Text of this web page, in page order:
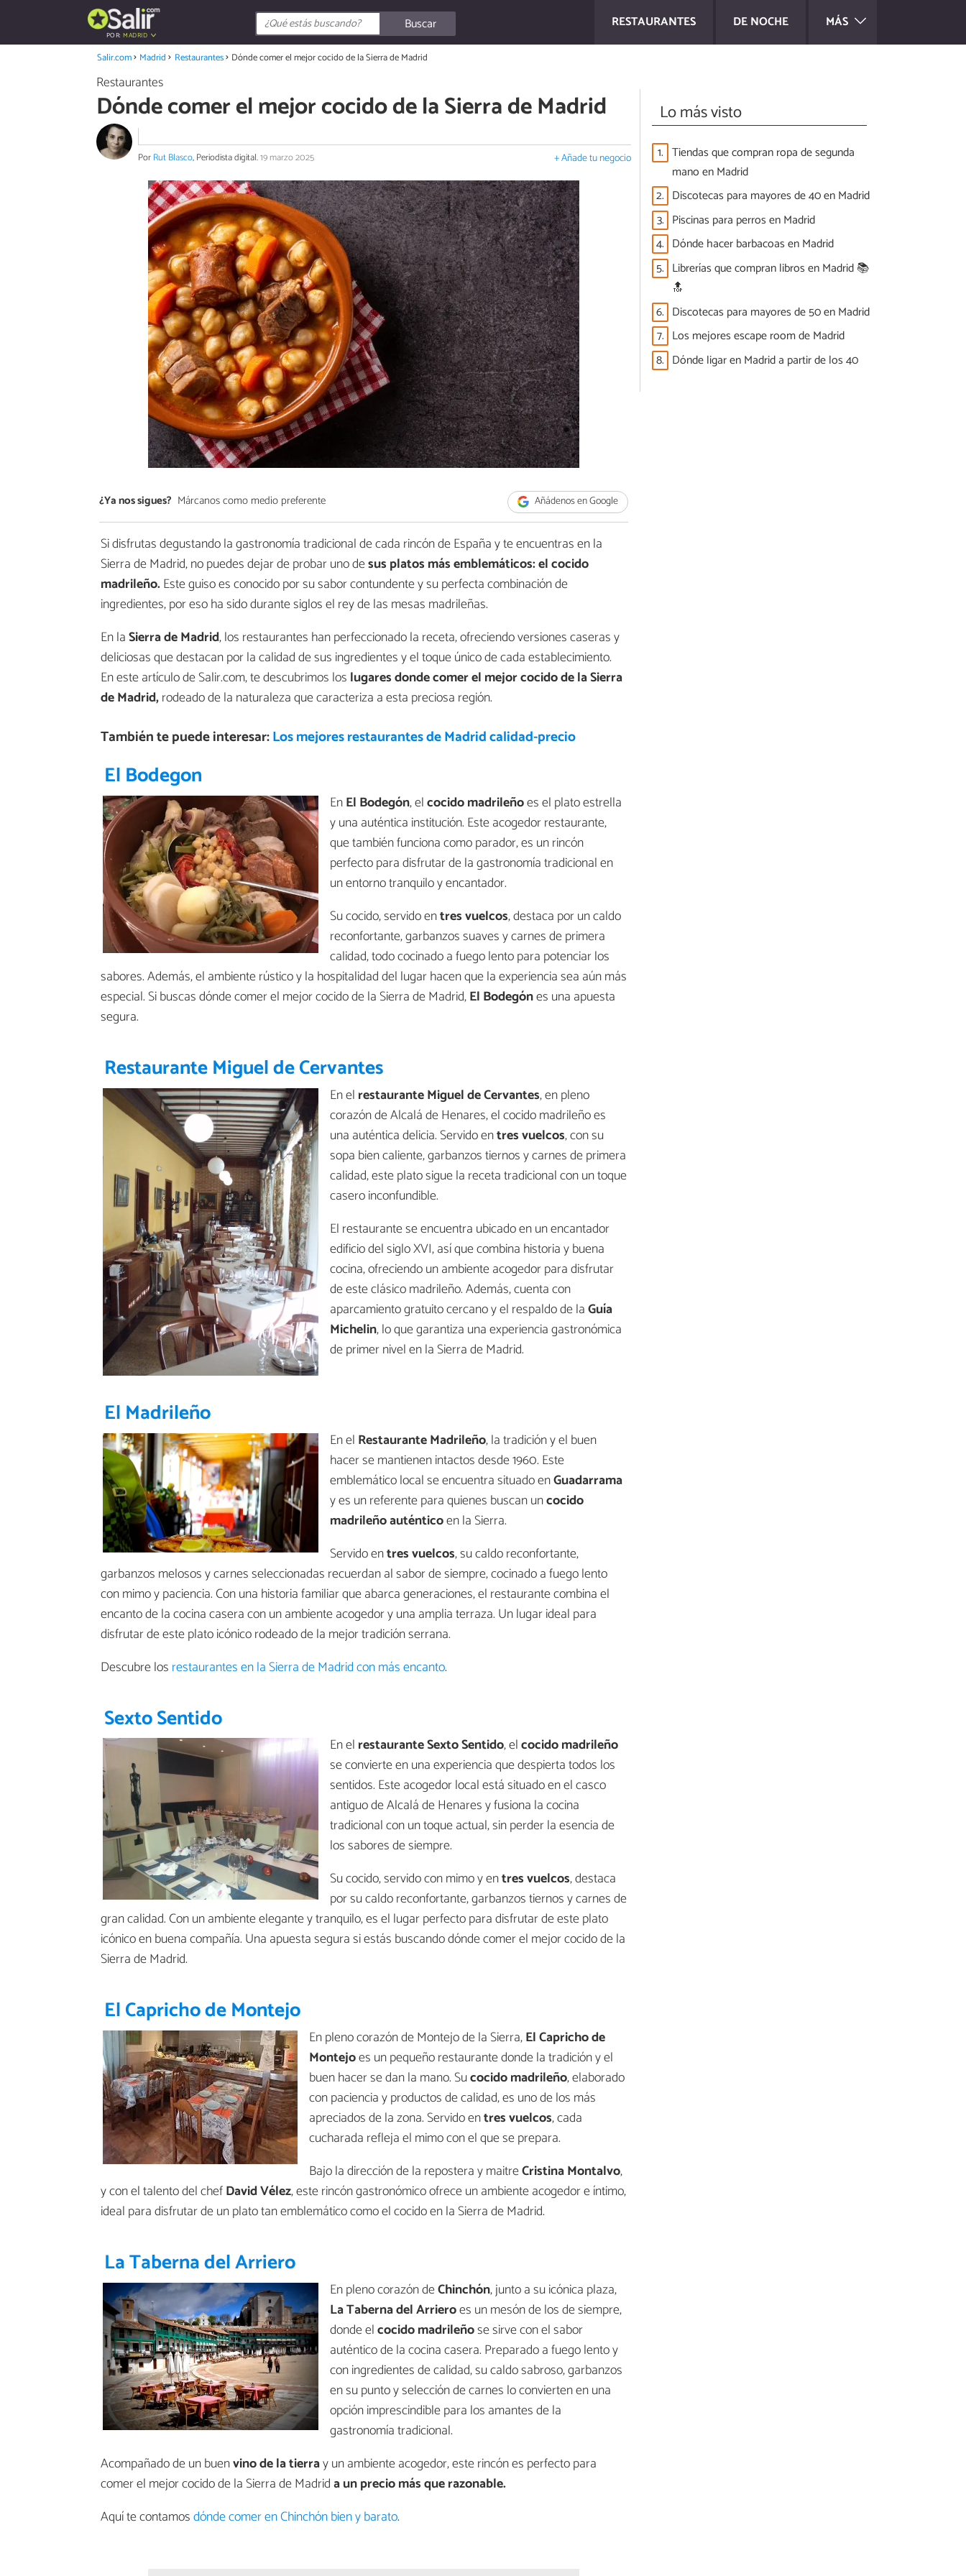
RESTAURANTES DE NOCHE MÁS
POR:MADRID
Buscar
Salir.com Madrid Restaurantes Dónde comer el mejor cocido de la Sierra de Madrid
Restaurantes
Dónde comer el mejor cocido de la Sierra de Madrid
PorRut Blasco, Periodista digital.19 marzo 2025 + Añade tu negocio
¿Ya nos sigues? Márcanos como medio preferente Añádenos en Google
Si disfrutas degustando la gastronomía tradicional de cada rincón de España y te encuentras en la
Sierra de Madrid, no puedes dejar de probar uno desus platos más emblemáticos: el cocido
madrileño.Este guiso es conocido por su sabor contundente y su perfecta combinación de
ingredientes, por eso ha sido durante siglos el rey de las mesas madrileñas.
En laSierra de Madrid, los restaurantes han perfeccionado la receta, ofreciendo versiones caseras y
deliciosas que destacan por la calidad de sus ingredientes y el toque único de cada establecimiento.
En este artículo de Salir.com, te descubrimos los lugares donde comer el mejor cocido de la Sierra
de Madrid,rodeado de la naturaleza que caracteriza a esta preciosa región.
También te puede interesar:Los mejores restaurantes de Madrid calidad-precio
El Bodegon
EnEl Bodegón, elcocido madrileñoes el plato estrella
y una auténtica institución. Este acogedor restaurante,
que también funciona como parador, es un rincón
perfecto para disfrutar de la gastronomía tradicional en
un entorno tranquilo y encantador.
Su cocido, servido entres vuelcos, destaca por un caldo
reconfortante, garbanzos suaves y carnes de primera
calidad, todo cocinado a fuego lento para potenciar los
sabores. Además, el ambiente rústico y la hospitalidad del lugar hacen que la experiencia sea aún más
especial. Si buscas dónde comer el mejor cocido de la Sierra de Madrid,El Bodegónes una apuesta
segura.
Restaurante Miguel de Cervantes
En el restaurante Miguel de Cervantes, en pleno
corazón de Alcalá de Henares, el cocido madrileño es
una auténtica delicia. Servido entres vuelcos, con su
sopa bien caliente, garbanzos tiernos y carnes de primera
calidad, este plato sigue la receta tradicional con un toque
casero inconfundible.
El restaurante se encuentra ubicado en un encantador
edificio del siglo XVI, así que combina historia y buena
cocina, ofreciendo un ambiente acogedor para disfrutar
de este clásico madrileño. Además, cuenta con
aparcamiento gratuito cercano y el respaldo de laGuía
Michelin, lo que garantiza una experiencia gastronómica
de primer nivel en la Sierra de Madrid.
El Madrileño
En el Restaurante Madrileño, la tradición y el buen
hacer se mantienen intactos desde 1960. Este
emblemático local se encuentra situado enGuadarrama
y es un referente para quienes buscan uncocido
madrileño auténticoen la Sierra.
Servido entres vuelcos, su caldo reconfortante,
garbanzos melosos y carnes seleccionadas recuerdan al sabor de siempre, cocinado a fuego lento
con mimo y paciencia. Con una historia familiar que abarca generaciones, el restaurante combina el
encanto de la cocina casera con un ambiente acogedor y una amplia terraza. Un lugar ideal para
disfrutar de este plato icónico rodeado de la mejor tradición serrana.
Descubre los restaurantes en la Sierra de Madrid con más encanto.
Sexto Sentido
En el restaurante Sexto Sentido, elcocido madrileño
se convierte en una experiencia que despierta todos los
sentidos. Este acogedor local está situado en el casco
antiguo de Alcalá de Henares y fusiona la cocina
tradicional con un toque actual, sin perder la esencia de
los sabores de siempre.
Su cocido, servido con mimo y entres vuelcos, destaca
por su caldo reconfortante, garbanzos tiernos y carnes de
gran calidad. Con un ambiente elegante y tranquilo, es el lugar perfecto para disfrutar de este plato
icónico en buena compañía. Una apuesta segura si estás buscando dónde comer el mejor cocido de la
Sierra de Madrid.
El Capricho de Montejo
En pleno corazón de Montejo de la Sierra,El Capricho de
Montejoes un pequeño restaurante donde la tradición y el
buen hacer se dan la mano. Sucocido madrileño, elaborado
con paciencia y productos de calidad, es uno de los más
apreciados de la zona. Servido entres vuelcos, cada
cucharada refleja el mimo con el que se prepara.
Bajo la dirección de la repostera y maitreCristina Montalvo,
y con el talento del chefDavid Vélez, este rincón gastronómico ofrece un ambiente acogedor e íntimo,
ideal para disfrutar de un plato tan emblemático como el cocido en la Sierra de Madrid.
La Taberna del Arriero
En pleno corazón deChinchón, junto a su icónica plaza,
La Taberna del Arrieroes un mesón de los de siempre,
donde elcocido madrileñose sirve con el sabor
auténtico de la cocina casera. Preparado a fuego lento y
con ingredientes de calidad, su caldo sabroso, garbanzos
en su punto y selección de carnes lo convierten en una
opción imprescindible para los amantes de la
gastronomía tradicional.
Acompañado de un buenvino de la tierray un ambiente acogedor, este rincón es perfecto para
comer el mejor cocido de la Sierra de Madrida un precio más que razonable.
Aquí te contamosdónde comer en Chinchón bien y barato.
Lo más visto
1. Tiendas que compran ropa de segunda
mano en Madrid
2. Discotecas para mayores de 40 en Madrid
3. Piscinas para perros en Madrid
4. Dónde hacer barbacoas en Madrid
5. Librerías que compran libros en Madrid 📚
🔝
6. Discotecas para mayores de 50 en Madrid
7. Los mejores escape room de Madrid
8. Dónde ligar en Madrid a partir de los 40